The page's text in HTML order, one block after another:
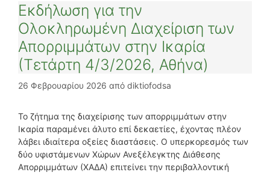
Εκδήλωση για την
Ολοκληρωμένη Διαχείριση των
Απορριμμάτων στην Ικαρία
(Τετάρτη 4/3/2026, Αθήνα)
26 Φεβρουαρίου 2026 από diktiofodsa
Το ζήτημα της διαχείρισης των απορριμμάτων στην
Ικαρία παραμένει άλυτο επί δεκαετίες, έχοντας πλέον
λάβει ιδιαίτερα οξείες διαστάσεις. Ο υπερκορεσμός των
δύο υφιστάμενων Χώρων Ανεξέλεγκτης Διάθεσης
Απορριμμάτων (ΧΑΔΑ) επιτείνει την περιβαλλοντική